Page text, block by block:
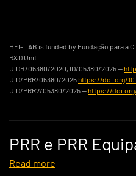
HEI-LAB is funded by Fundação para a
R&D Unit
UIDB/05380/2020, ID/05380/2025 —
UID/PRR/05380/2025 https://doi.org/
UID/PRR2/05380/2025 — https://
PRR e PRR
Read more